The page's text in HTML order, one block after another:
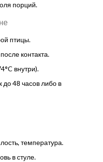
порций.
птицы.
контакта.
внутри).
48 часов либо в
температура.
в стуле.